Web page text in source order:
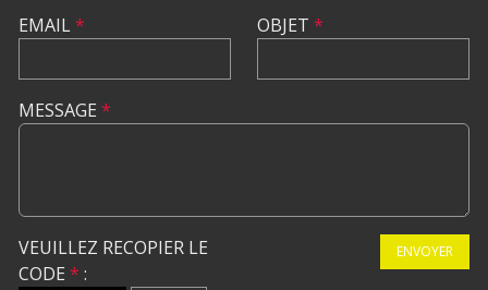
EMAIL* OBJET *
MESSAGE *
VEUILLEZ RECOPIER LE
CODE * :
ENVOYER